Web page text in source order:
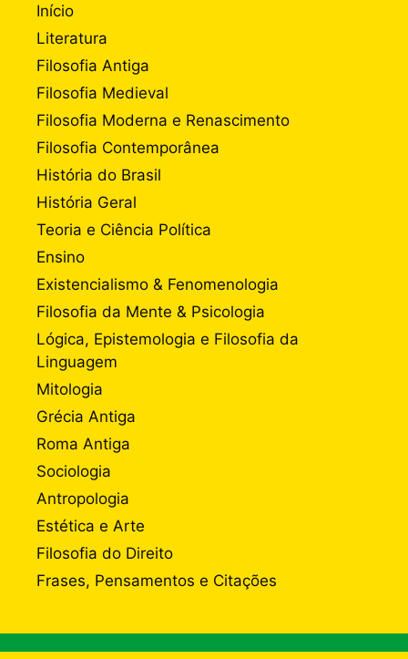
Início
Literatura
Filosofia Antiga
Filosofia Medieval
Filosofia Moderna e Renascimento
Filosofia Contemporânea
História do Brasil
História Geral
Teoria e Ciência Política
Ensino
Existencialismo & Fenomenologia
Filosofia da Mente & Psicologia
Lógica, Epistemologia e Filosofia da
Linguagem
Mitologia
Grécia Antiga
Roma Antiga
Sociologia
Antropologia
Estética e Arte
Filosofia do Direito
Frases, Pensamentos e Citações